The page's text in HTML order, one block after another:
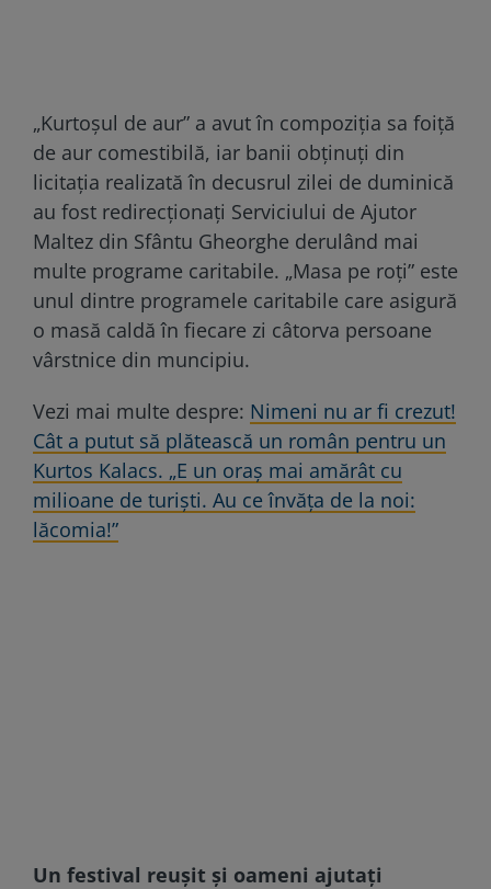
„Kurtoșul de aur” a avut în compoziția sa foiță
de aur comestibilă, iar banii obținuți din
licitația realizată în decusrul zilei de duminică
au fost redirecționați Serviciului de Ajutor
Maltez din Sfântu Gheorghe derulând mai
multe programe caritabile. „Masa pe roți” este
unul dintre programele caritabile care asigură
o masă caldă în fiecare zi câtorva persoane
vârstnice din muncipiu.
Vezi mai multe despre: Nimeni nu ar fi crezut!
Cât a putut să plătească un român pentru un
Kurtos Kalacs. „E un oraș mai amărât cu
milioane de turiști. Au ce învăța de la noi:
lăcomia!”
Un festival reușit și oameni ajutați